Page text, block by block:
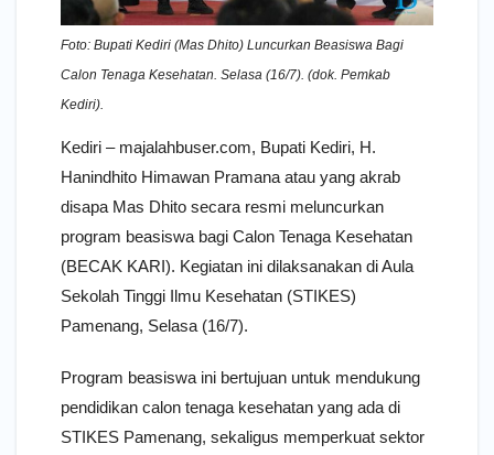
Foto: Bupati Kediri (Mas Dhito) Luncurkan Beasiswa Bagi
Calon Tenaga Kesehatan. Selasa (16/7). (dok. Pemkab
Kediri).
Kediri – majalahbuser.com, Bupati Kediri, H.
Hanindhito Himawan Pramana atau yang akrab
disapa Mas Dhito secara resmi meluncurkan
program beasiswa bagi Calon Tenaga Kesehatan
(BECAK KARI). Kegiatan ini dilaksanakan di Aula
Sekolah Tinggi Ilmu Kesehatan (STIKES)
Pamenang, Selasa (16/7).
Program beasiswa ini bertujuan untuk mendukung
pendidikan calon tenaga kesehatan yang ada di
STIKES Pamenang, sekaligus memperkuat sektor